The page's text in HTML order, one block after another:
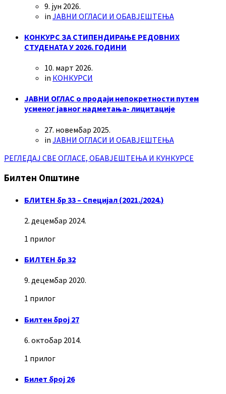
9. јун 2026.
in ЈАВНИ ОГЛАСИ И ОБАВЈЕШТЕЊА
КОНКУРС ЗА СТИПЕНДИРАЊЕ РЕДОВНИХ
СТУДЕНАТА У 2026. ГОДИНИ
10. март 2026.
in КОНКУРСИ
ЈАВНИ ОГЛАС о продаји непокретности путем
усменог јавног надметања- лицитације
27. новембар 2025.
in ЈАВНИ ОГЛАСИ И ОБАВЈЕШТЕЊА
РЕГЛЕДАЈ СВЕ ОГЛАСЕ, ОБАВЈЕШТЕЊА И КУНКУРСЕ
Билтен Општине
БЛИТЕН бр 33 – Специјал (2021./2024.)
2. децембар 2024.
1 прилог
БИЛТЕН бр 32
9. децембар 2020.
1 прилог
Билтен број 27
6. октобар 2014.
1 прилог
Билет број 26